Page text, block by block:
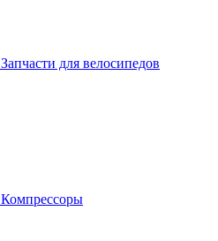
Запчасти для велосипедов
Компрессоры